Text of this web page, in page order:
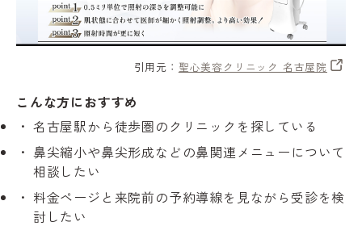
引用元： 聖心美容クリニック 名古屋院
こんな方におすすめ
名古屋駅から徒歩圏のクリニックを探している
鼻尖縮小や鼻尖形成などの鼻関連メニューについて
相談したい
料金ページと来院前の予約導線を見ながら受診を検
討したい